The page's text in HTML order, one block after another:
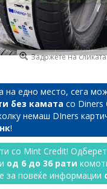
Задржете на
на едно место, сега
без камата со Diners
немаш DIners
!
со Mint Credit!
од 6 до 36 рати
за повеќе информации